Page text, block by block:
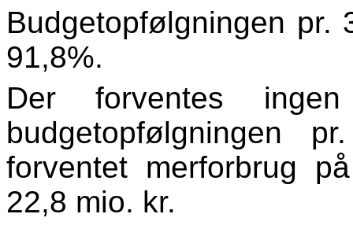
Budgetopfølgningen pr.
91,8%.
Der forventes
budgetopfølgningen
forventet merforbrug
22,8 mio. kr.